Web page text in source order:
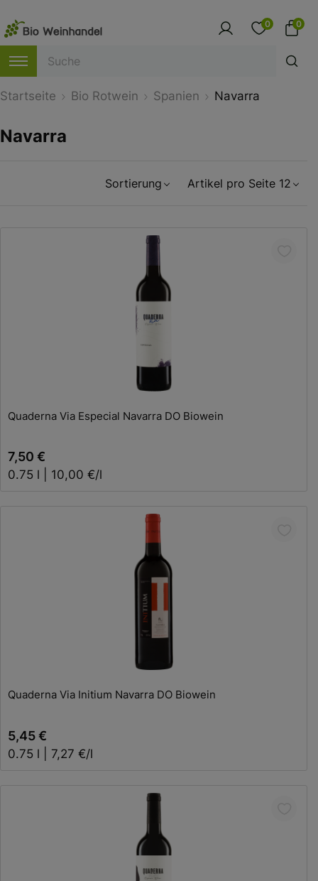
0 0
Startseite Bio Rotwein Spanien Navarra
Navarra
Sortierung Artikel pro Seite 12
Quaderna Via Especial Navarra DO Biowein
7,50 €
0.75 l | 10,00 €/l
In den Warenkorb
Quaderna Via Initium Navarra DO Biowein
5,45 €
0.75 l | 7,27 €/l